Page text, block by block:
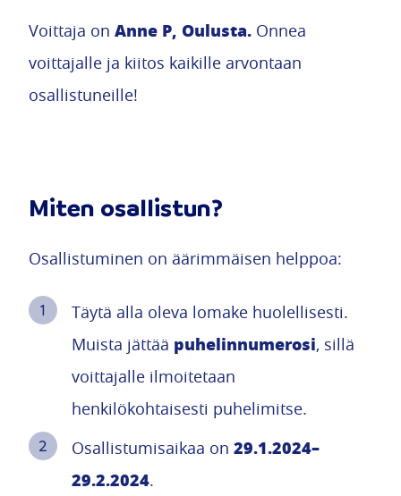
Voittaja on Anne P, Oulusta. Onnea
voittajalle ja kiitos kaikille arvontaan
osallistuneille!
Miten osallistun?
Osallistuminen on äärimmäisen helppoa:
Täytä alla oleva lomake huolellisesti.
Muista jättää puhelinnumerosi, sillä
voittajalle ilmoitetaan
henkilökohtaisesti puhelimitse.
Osallistumisaikaa on 29.1.2024–
29.2.2024.